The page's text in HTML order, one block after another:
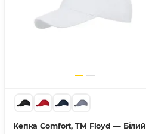
Кепка Comfort, TM Floyd — Білий